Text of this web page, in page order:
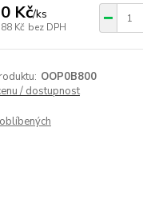
Kč/ks
Kč bez DPH
OOP0B800
/ dostupnost